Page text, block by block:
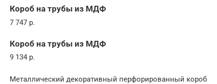
Короб на трубы из МДФ
7 747 р.
Короб на трубы из МДФ
9 134 р.
Металлический декоративный перфорированный короб